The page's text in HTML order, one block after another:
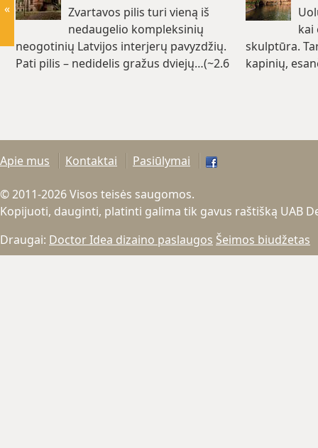
Zvartavos pilis turi vieną iš
nedaugelio kompleksinių
neogotinių Latvijos interjerų pavyzdžių.
Pati pilis – nedidelis gražus dviejų…(~2.6
kai
skulptūra.
kapinių,
«
Apie mus Kontaktai Pasiūlymai
© 2011-2026 Visos teisės saugomos.
Kopijuoti, dauginti, platinti galima tik gavus raštišką UAB
Draugai: Doctor Idea dizaino paslaugos Šeimos biudžetas